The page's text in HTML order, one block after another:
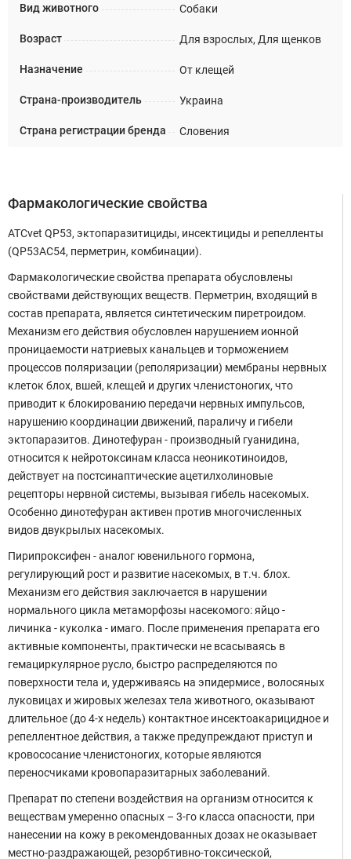
Вид животного Собаки
Возраст Для взрослых, Для щенков
Назначение От клещей
Страна-производитель Украина
Страна регистрации бренда Словения
Фармакологические свойства
ATCvet QP53, эктопаразитициды, инсектициды и репелленты
(QP53AC54, перметрин, комбинации).
Фармакологические свойства препарата обусловлены
свойствами действующих веществ. Перметрин, входящий в
состав препарата, является синтетическим пиретроидом.
Механизм его действия обусловлен нарушением ионной
проницаемости натриевых канальцев и торможением
процессов поляризации (реполяризации) мембраны нервных
клеток блох, вшей, клещей и других членистоногих, что
приводит к блокированию передачи нервных импульсов,
нарушению координации движений, параличу и гибели
эктопаразитов. Динотефуран - производный гуанидина,
относится к нейротоксинам класса неоникотиноидов,
действует на постсинаптические ацетилхолиновые
рецепторы нервной системы, вызывая гибель насекомых.
Особенно динотефуран активен против многочисленных
видов двукрылых насекомых.
Пирипроксифен - аналог ювенильного гормона,
регулирующий рост и развитие насекомых, в т.ч. блох.
Механизм его действия заключается в нарушении
нормального цикла метаморфозы насекомого: яйцо -
личинка - куколка - имаго. После применения препарата его
активные компоненты, практически не всасываясь в
гемациркулярное русло, быстро распределяются по
поверхности тела и, удерживаясь на эпидермисе , волосяных
луковицах и жировых железах тела животного, оказывают
длительное (до 4-х недель) контактное инсектоакарицидное и
репеллентное действия, а также предупреждают приступ и
кровососание членистоногих, которые являются
переносчиками кровопаразитарных заболеваний.
Препарат по степени воздействия на организм относится к
веществам умеренно опасных – 3-го класса опасности, при
нанесении на кожу в рекомендованных дозах не оказывает
местно-раздражающей, резорбтивно-токсической,